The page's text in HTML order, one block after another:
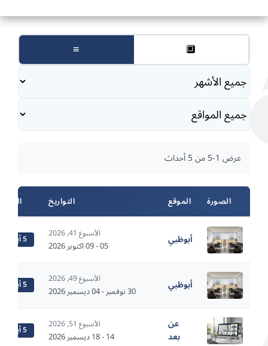
🔲
≡
عرض 1-5 من 5 أحداث
الصورة الموقع التواريخ المدة
أبوظبي الأسبوع 41, 2026
05 - 09 اكتوبر 2026 5 أيام
أبوظبي الأسبوع 49, 2026
30 نوفمبر - 04 ديسمبر 2026 5 أيام
عن
بعد
الأسبوع 51, 2026
14 - 18 ديسمبر 2026 5 أيام